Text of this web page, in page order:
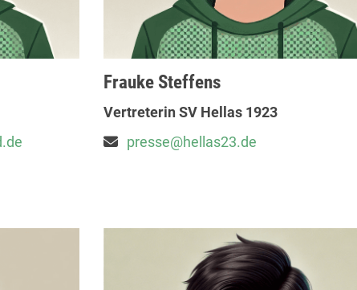
Frauke Steffens
Vertreterin SV Hellas 1923
presse@hellas23.de